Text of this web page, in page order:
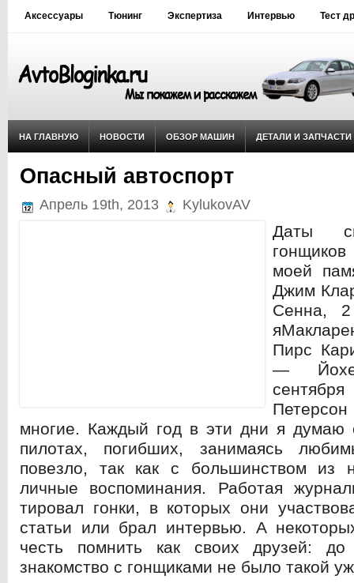
Аксессуары Тюнинг Экспертиза Интервью Тест
НА ГЛАВНУЮ НОВОСТИ ОБЗОР МАШИН ДЕТАЛИ И ЗАПЧАСТИ
Опасный автоспорт
Апрель 19th, 2013 KylukovAV
Даты
моей
Джим
Сенна,
Пирс
—
многие. Каждый год в эти дни я думаю
пилотах, погибших, занимаясь
повезло, так как с большинством из
личные воспоминания.
Работая
тировал гонки, в которых они
статьи или брал интервью. А
честь помнить как своих друзей: до
знакомство с гонщиками не было такой